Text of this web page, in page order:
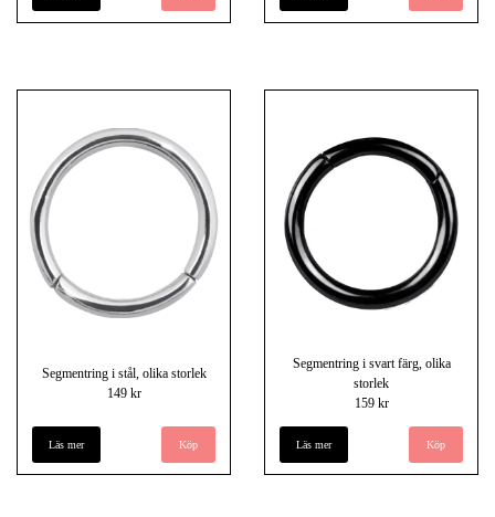
Segmentring i stål, olika storlek
149 kr
Läs mer Köp
Segmentring i svart färg, olika
storlek
159 kr
Läs mer Köp